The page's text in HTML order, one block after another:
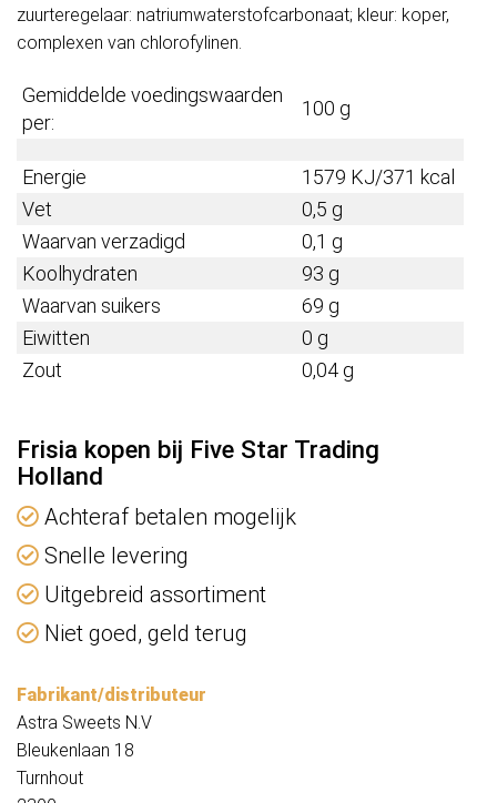
zuurteregelaar: natriumwaterstofcarbonaat; kleur: koper,
complexen van chlorofylinen.
Gemiddelde voedingswaarden
per:
100 g
Energie
1579 KJ/371 kcal
Vet
0,5 g
Waarvan verzadigd
0,1 g
Koolhydraten
93 g
Waarvan suikers
69 g
Eiwitten
0 g
Zout
0,04 g
Frisia kopen bij Five Star Trading
Holland
Achteraf betalen mogelijk
Snelle levering
Uitgebreid assortiment
Niet goed, geld terug
Fabrikant/distributeur
Astra Sweets N.V
Bleukenlaan 18
Turnhout